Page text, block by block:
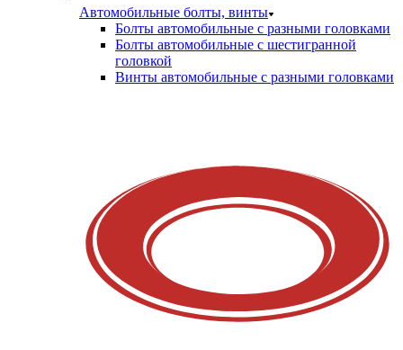
Автомобильные болты, винты
Болты автомобильные с разными головками
Болты автомобильные с шестигранной
головкой
Винты автомобильные с разными головками